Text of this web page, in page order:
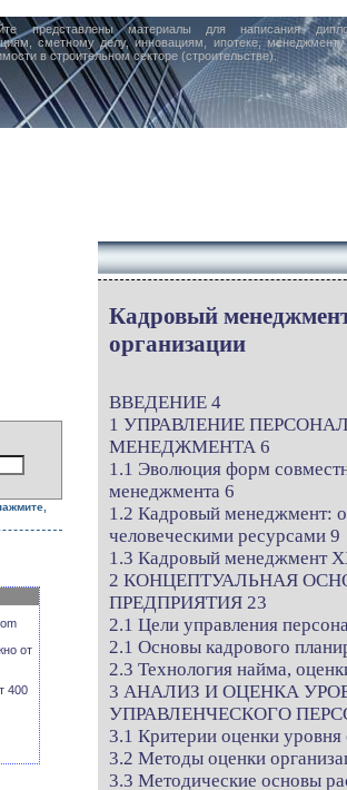
представлены материалы для написания
сметному делу, инновациям, ипотеке,
в строительном секторе (строительстве).
от
400
Кадровый
организации
ВВЕДЕНИЕ 4
1 УПРАВЛЕНИЕ
МЕНЕДЖМЕНТА 6
1.1 Эволюция форм
менеджмента 6
1.2 Кадровый менеджмент:
человеческими ресурсами 9
1.3 Кадровый менеджмент
2 КОНЦЕПТУАЛЬНАЯ
ПРЕДПРИЯТИЯ 23
2.1 Цели управления
2.1 Основы кадрового
2.3 Технология найма,
3 АНАЛИЗ И ОЦЕНКА
УПРАВЛЕНЧЕСКОГО
3.1 Критерии оценки уровня
3.2 Методы оценки
3.3 Методические основы